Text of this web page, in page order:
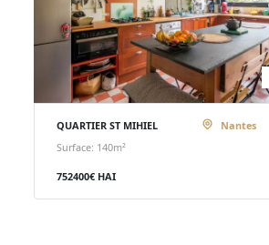
QUARTIER ST MIHIEL
Nantes
Surface: 140m²
752400€ HAI